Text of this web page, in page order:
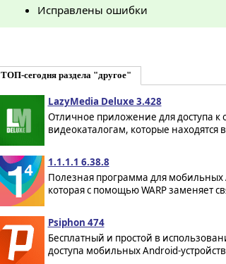
Исправлены ошибки
ТОП-сегодня раздела "другое"
LazyMedia Deluxe 3.428
Отличное приложение для доступа к
видеокаталогам, которые находятся
1.1.1.1 6.38.8
Полезная программа для мобильных
которая с помощью WARP заменяет
Psiphon 474
Бесплатный и простой в
доступа мобильных Android-